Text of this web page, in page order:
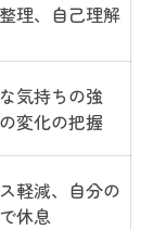
理、自己理解
気持ちの強
変化の把握
軽減、自分の
休息